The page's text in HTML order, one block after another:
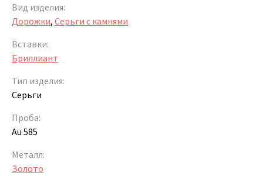
Вид изделия:
Дорожки, Серьги с камнями
Вставки:
Бриллиант
Тип изделия:
Серьги
Проба:
Au 585
Металл:
Золото